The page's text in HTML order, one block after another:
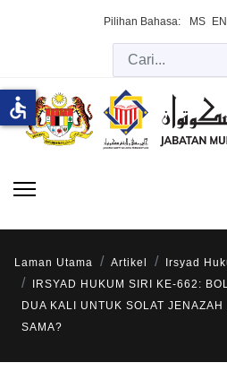
Pilihan Bahasa: MS EN
Laman Utama Artikel Irsyad
IRSYAD HUKUM SIRI KE-662:
DUA KALI UNTUK SOLAT
SAMA?
accessible